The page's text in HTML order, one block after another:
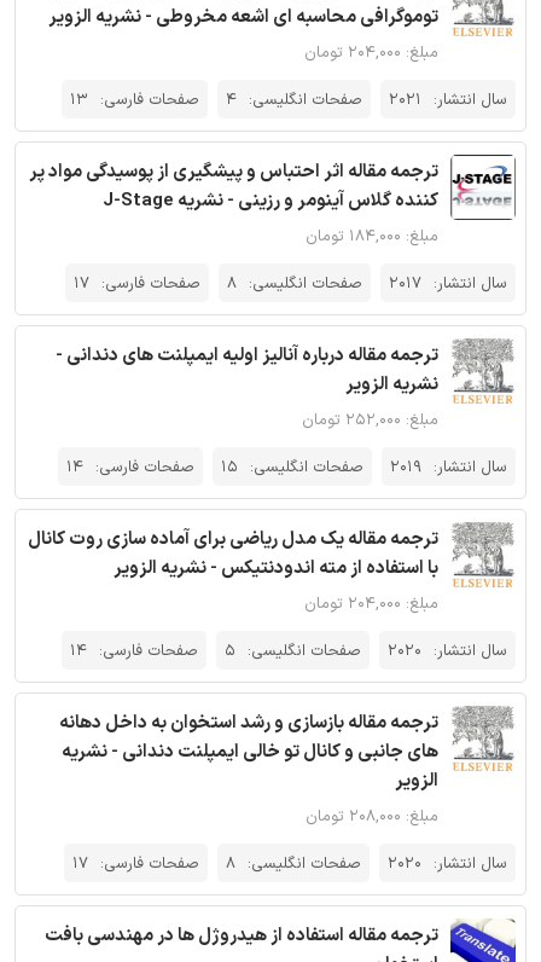
توموگرافی محاسبه ای اشعه مخروطی - نشریه الزویر
مبلغ: ۲۰۴,۰۰۰ تومان
سال انتشار:
2021 صفحات انگلیسی: 4 صفحات فارسی: 13
ترجمه مقاله اثر احتباس و پیشگیری از پوسیدگی مواد پر
کننده گلاس آینومر و رزینی - نشریه J-Stage
مبلغ: ۱۸۴,۰۰۰ تومان
سال انتشار: 2017 صفحات انگلیسی: 8 صفحات فارسی: 17
ترجمه مقاله درباره آنالیز اولیه ایمپلنت های دندانی -
نشریه الزویر
مبلغ: ۲۵۲,۰۰۰ تومان
سال انتشار: 2019 صفحات انگلیسی: 15 صفحات فارسی: 14
ترجمه مقاله یک مدل ریاضی برای آماده سازی روت کانال
با استفاده از مته اندودنتیکس - نشریه الزویر
مبلغ: ۲۰۴,۰۰۰ تومان
سال انتشار: 2020 صفحات انگلیسی: 5 صفحات فارسی: 14
ترجمه مقاله بازسازی و رشد استخوان به داخل دهانه
های جانبی و کانال تو خالی ایمپلنت دندانی - نشریه
الزویر
مبلغ: ۲۰۸,۰۰۰ تومان
سال انتشار: 2020 صفحات انگلیسی: 8 صفحات فارسی: 17
ترجمه مقاله استفاده از هیدروژل ها در مهندسی بافت